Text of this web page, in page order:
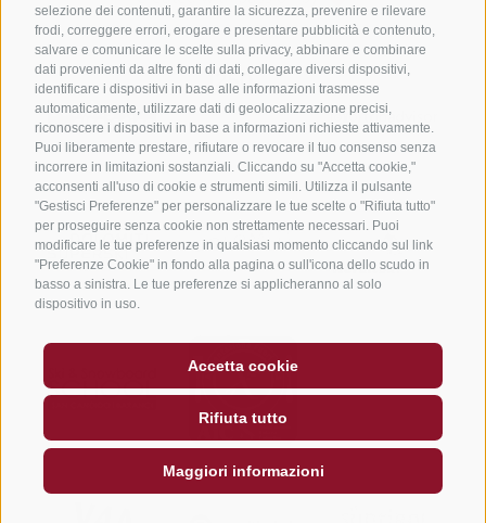
selezione dei contenuti, garantire la sicurezza, prevenire e rilevare
frodi, correggere errori, erogare e presentare pubblicità e contenuto,
salvare e comunicare le scelte sulla privacy, abbinare e combinare
dati provenienti da altre fonti di dati, collegare diversi dispositivi,
identificare i dispositivi in base alle informazioni trasmesse
automaticamente, utilizzare dati di geolocalizzazione precisi,
riconoscere i dispositivi in base a informazioni richieste attivamente.
Puoi liberamente prestare, rifiutare o revocare il tuo consenso senza
incorrere in limitazioni sostanziali. Cliccando su "Accetta cookie,"
acconsenti all'uso di cookie e strumenti simili. Utilizza il pulsante
"Gestisci Preferenze" per personalizzare le tue scelte o "Rifiuta tutto"
per proseguire senza cookie non strettamente necessari. Puoi
modificare le tue preferenze in qualsiasi momento cliccando sul link
"Preferenze Cookie" in fondo alla pagina o sull'icona dello scudo in
basso a sinistra. Le tue preferenze si applicheranno al solo
dispositivo in uso.
Accetta cookie
Rifiuta tutto
Maggiori informazioni